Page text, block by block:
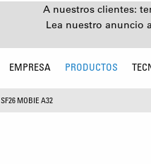
A nuestros clientes:
Lea nuestro anuncio
EMPRESA PRODUCTOS
SF26 MOBIE A32